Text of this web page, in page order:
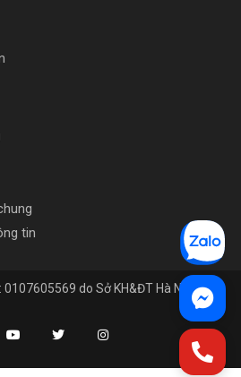
tin
do Sở KH&ĐT Hà Nội cấp